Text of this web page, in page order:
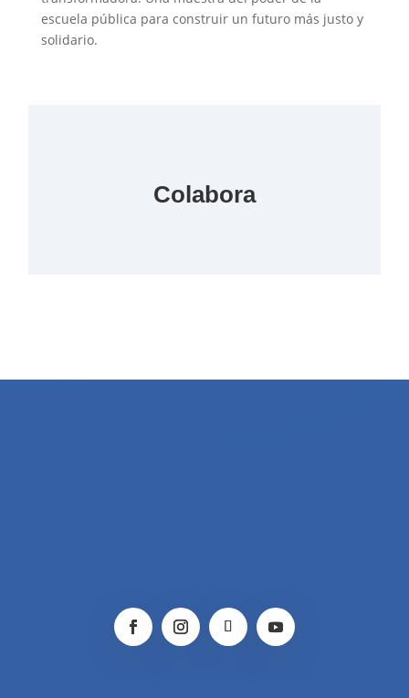
escuela pública para construir un futuro más justo y
solidario.
Colabora